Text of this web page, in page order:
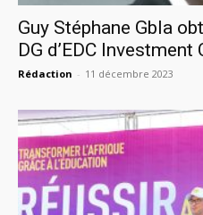
Guy Stéphane Gbla
DG d’EDC
Rédaction - 11 décembre 2023